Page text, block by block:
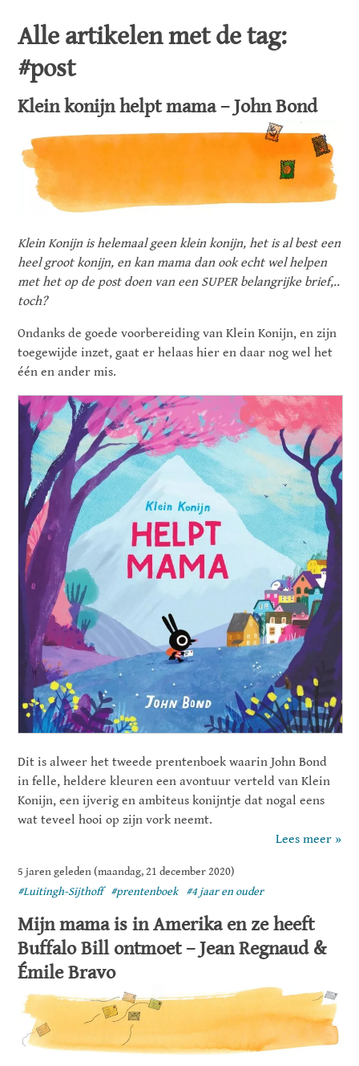
Alle artikelen met de tag:
#post
Klein konijn helpt mama – John Bond
Klein Konijn is helemaal geen klein konijn, het is al best een
heel groot konijn, en kan mama dan ook echt wel helpen
met het op de post doen van een SUPER belangrijke brief,..
toch?
Ondanks de goede voorbereiding van Klein Konijn, en zijn
toegewijde inzet, gaat er helaas hier en daar nog wel het
één en ander mis.
Dit is alweer het tweede prentenboek waarin John Bond
in felle, heldere kleuren een avontuur verteld van Klein
Konijn, een ijverig en ambiteus konijntje dat nogal eens
wat teveel hooi op zijn vork neemt.
Lees meer »
5 jaren geleden (maandag, 21 december 2020)
#Luitingh-Sijthoff
#prentenboek #4 jaar en ouder
Mijn mama is in Amerika en ze heeft
Buffalo Bill ontmoet – Jean Regnaud &
Émile Bravo